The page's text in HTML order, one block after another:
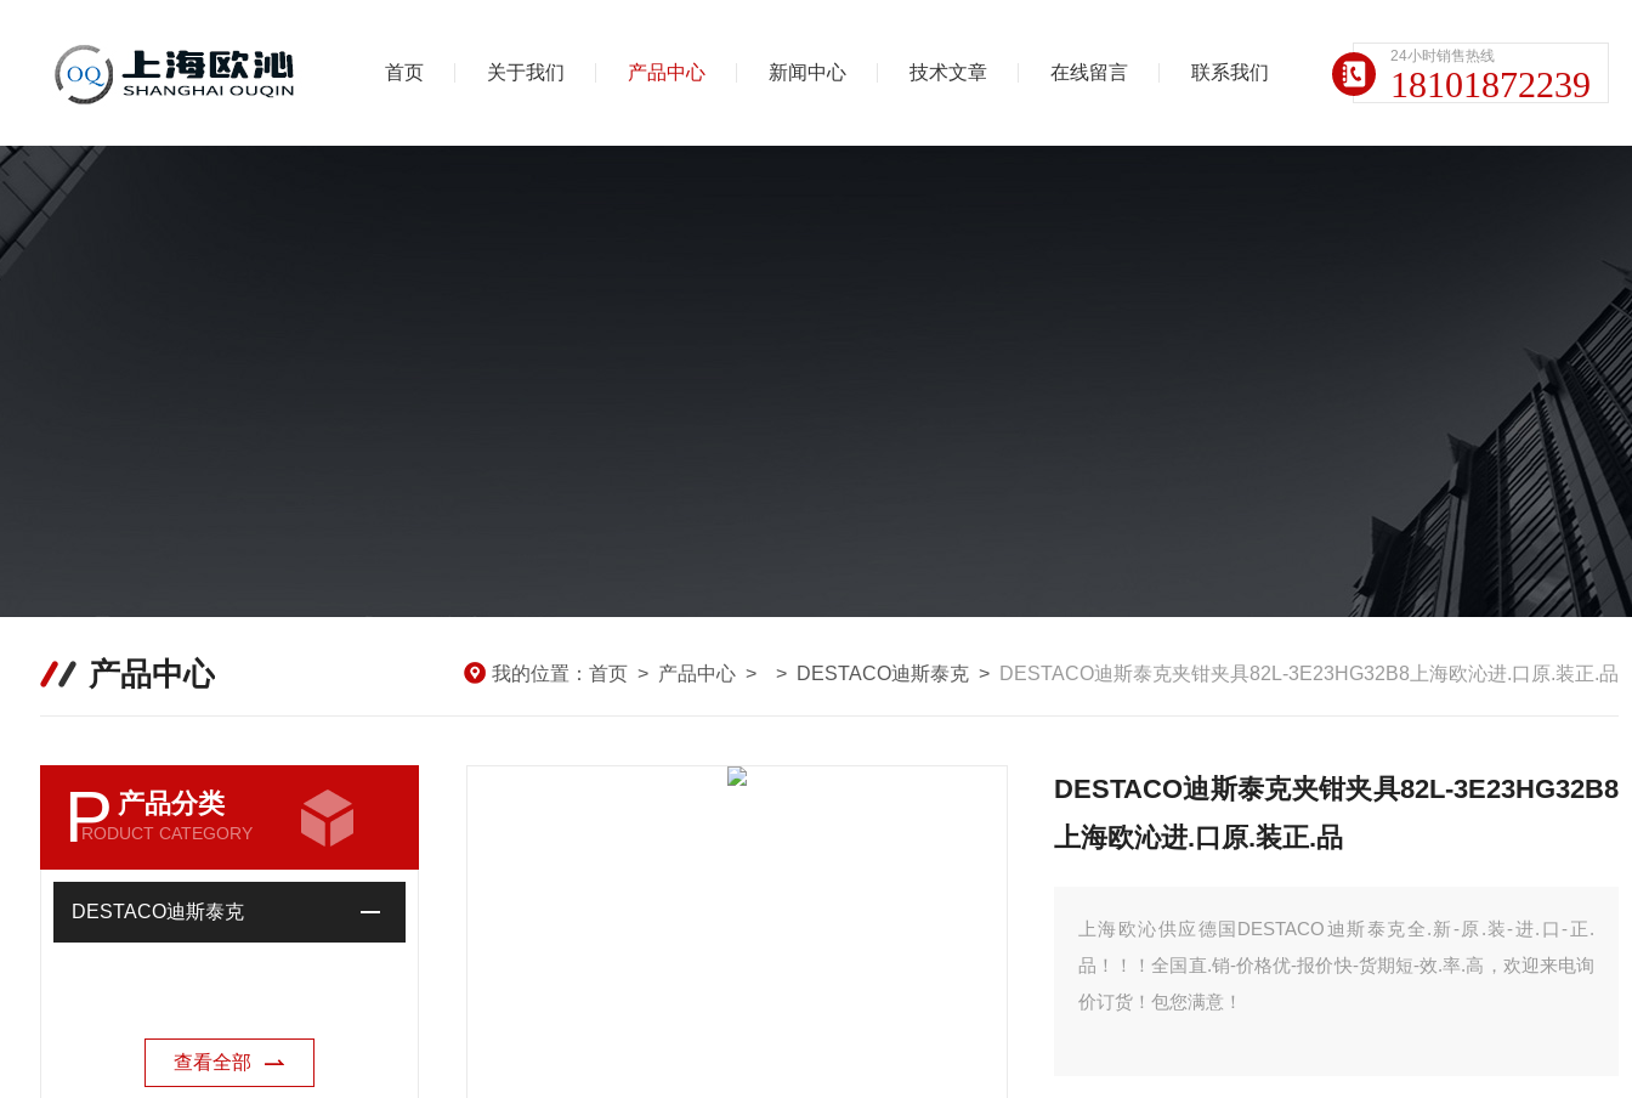
首页 关于我们 产品中心 新闻中心 技术文章 在线留言 联系我们
24小时销售热线
18101872239
产品中心 我的位置： 首页 > 产品中心 > > DESTACO迪斯泰克 > DESTACO迪斯泰克夹钳夹具82L-3E23HG32B8上海欧沁进.口原.装正.品
P 产品分类
RODUCT CATEGORY
DESTACO迪斯泰克
查看全部
DESTACO迪斯泰克夹钳夹具82L-3E23HG32B8
上海欧沁进.口原.装正.品
上海欧沁供应德国DESTACO迪斯泰克全.新-原.装-进.口-正.
品！！！全国直.销-价格优-报价快-货期短-效.率.高，欢迎来电询
价订货！包您满意！